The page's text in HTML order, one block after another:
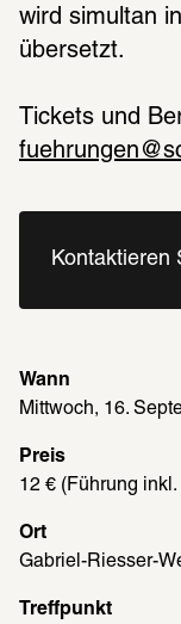
wird simultan
übersetzt.
Kontaktieren
Wann
Mittwoch, 16.
Preis
12 € (Führung
Ort
Gabriel-Riesser-
Treffpunkt